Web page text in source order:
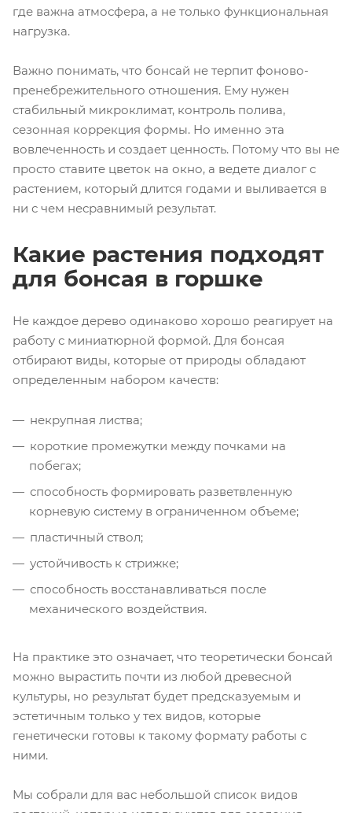
где важна атмосфера, а не только функциональная
нагрузка.
Важно понимать, что бонсай не терпит фоново-
пренебрежительного отношения. Ему нужен
стабильный микроклимат, контроль полива,
сезонная коррекция формы. Но именно эта
вовлеченность и создает ценность. Потому что вы не
просто ставите цветок на окно, а ведете диалог с
растением, который длится годами и выливается в
ни с чем несравнимый результат.
Какие растения подходят
для бонсая в горшке
Не каждое дерево одинаково хорошо реагирует на
работу с миниатюрной формой. Для бонсая
отбирают виды, которые от природы обладают
определенным набором качеств:
некрупная листва;
короткие промежутки между почками на
побегах;
способность формировать разветвленную
корневую систему в ограниченном объеме;
пластичный ствол;
устойчивость к стрижке;
способность восстанавливаться после
механического воздействия.
На практике это означает, что теоретически бонсай
можно вырастить почти из любой древесной
культуры, но результат будет предсказуемым и
эстетичным только у тех видов, которые
генетически готовы к такому формату работы с
ними.
Мы собрали для вас небольшой список видов